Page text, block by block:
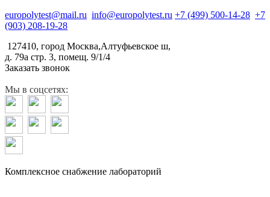
europolytest@mail.ru info@europolytest.ru +7 (499) 500-14-28 +7
(903) 208-19-28
127410, город Москва,Алтуфьевское ш,
д. 79а стр. 3, помещ. 9/1/4
Заказать звонок
Мы в соцсетях:
Комплексное снабжение лабораторий